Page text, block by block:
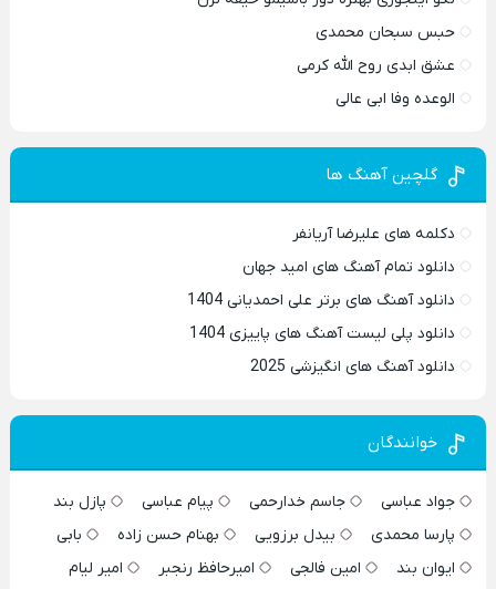
حبس سبحان محمدی
عشق ابدی روح الله کرمی
الوعده وفا ابی عالی
گلچین آهنگ ها
دکلمه های علیرضا آریانفر
دانلود تمام آهنگ های امید جهان
دانلود آهنگ های برتر علی احمدیانی 1404
دانلود پلی لیست آهنگ های پاییزی 1404
دانلود آهنگ های انگیزشی 2025
خوانندگان
جواد عباسی جاسم خدارحمی پیام عباسی
پازل بند
پارسا محمدی
بیدل برزویی بهنام حسن زاده
بابی
ایوان بند
امین فالجی امیرحافظ رنجبر
امیر لیام